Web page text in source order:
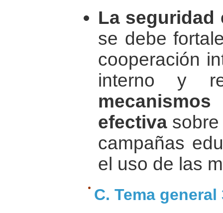
La seguridad
se debe
cooperación
interno y
efectiva
campañas
el uso de las
C. Tema